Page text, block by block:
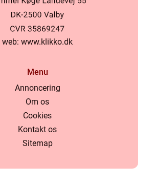
web: www.klikko.dk
Menu
Annoncering
Om os
Cookies
Kontakt os
Sitemap